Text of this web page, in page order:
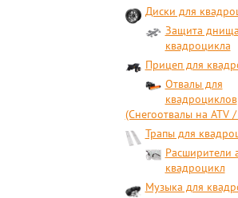
Диски для
Защита
квадроцикла
Прицеп для
Отвалы для
квадроциклов
(Снегоотвалы на ATV /
Трапы для
Расширители
квадроцикл
Музыка для